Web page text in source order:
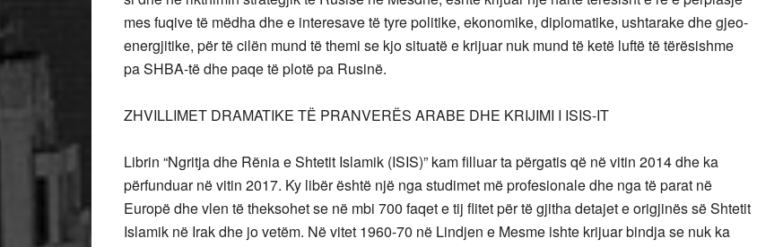
mes fuqive të mëdha dhe e interesave të tyre politike, ekonomike, diplomatike, ushtarake dhe gjeo-
energjitike, për të cilën mund të themi se kjo situatë e krijuar nuk mund të ketë luftë të tërësishme
pa SHBA-të dhe paqe të plotë pa Rusinë.
ZHVILLIMET DRAMATIKE TË PRANVERËS ARABE DHE KRIJIMI I ISIS-IT
Librin “Ngritja dhe Rënia e Shtetit Islamik (ISIS)” kam filluar ta përgatis që në vitin 2014 dhe ka
përfunduar në vitin 2017. Ky libër është një nga studimet më profesionale dhe nga të parat në
Europë dhe vlen të theksohet se në mbi 700 faqet e tij flitet për të gjitha detajet e origjinës së Shtetit
Islamik në Irak dhe jo vetëm. Në vitet 1960-70 në Lindjen e Mesme ishte krijuar bindja se nuk ka